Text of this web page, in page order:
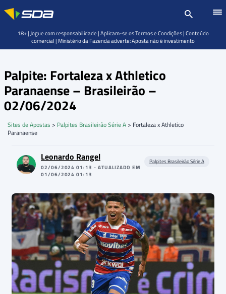
Palpite: Fortaleza x Athletico
Paranaense – Brasileirão –
02/06/2024
Sites de Apostas > Palpites Brasileirão Série A > Fortaleza x Athletico
Paranaense
Leonardo Rangel
02/06/2024 01:13 - ATUALIZADO EM
01/06/2024 01:13
Palpites Brasileirão Série A
18+ | Jogue com responsabilidade | Aplicam-se os Termos e Condições | Conteúdo
comercial | Ministério da Fazenda adverte: Aposta não é investimento